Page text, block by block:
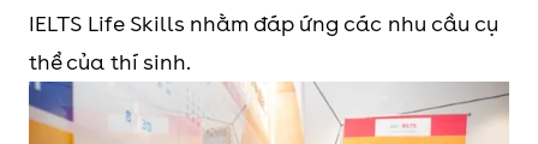
IELTS Life Skills nhằm đáp ứng các nhu cầu cụ
thể của thí sinh.